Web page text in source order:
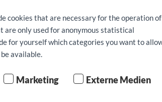
cookies that are necessary for the operation of
are only used for anonymous statistical
for yourself which categories you want to
available.
Marketing Externe Medien